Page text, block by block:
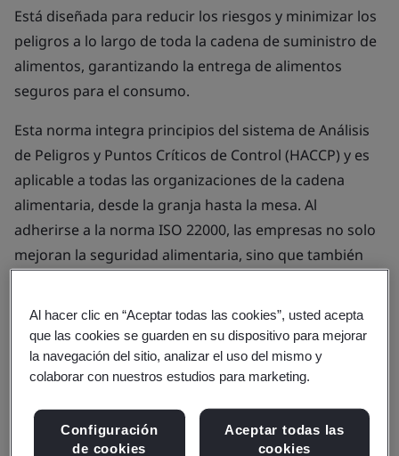
Está diseñada para reducir los riesgos y minimizar los
peligros a lo largo de toda la cadena de suministro de
alimentos, garantizando la entrega de alimentos
seguros para el consumo.
Esta norma integra principios del sistema de Análisis
de Peligros y Puntos Críticos de Control (HACCP) y es
aplicable a todas las organizaciones de la cadena
alimentaria, desde la granja hasta la mesa. Al
adherirse a la norma ISO 22000, las empresas no solo
mejoran la seguridad alimentaria, sino que también
Descubra cómo la norma ISO
Al hacer clic en “Aceptar todas las cookies”, usted acepta
que las cookies se guarden en su dispositivo para mejorar
la navegación del sitio, analizar el uso del mismo y
colaborar con nuestros estudios para marketing.
Configuración
de cookies
Aceptar todas las
cookies